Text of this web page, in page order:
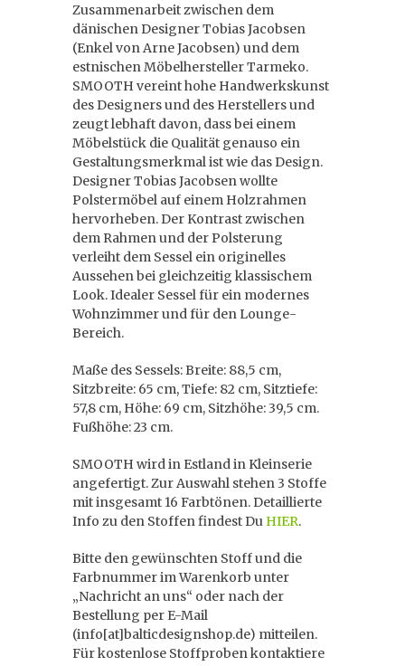
Zusammenarbeit zwischen dem
dänischen Designer Tobias Jacobsen
(Enkel von Arne Jacobsen) und dem
estnischen Möbelhersteller Tarmeko.
SMOOTH vereint hohe Handwerkskunst
des Designers und des Herstellers und
zeugt lebhaft davon, dass bei einem
Möbelstück die Qualität genauso ein
Gestaltungsmerkmal ist wie das Design.
Designer Tobias Jacobsen wollte
Polstermöbel auf einem Holzrahmen
hervorheben. Der Kontrast zwischen
dem Rahmen und der Polsterung
verleiht dem Sessel ein originelles
Aussehen bei gleichzeitig klassischem
Look. Idealer Sessel für ein modernes
Wohnzimmer und für den Lounge-
Bereich.
Maße des Sessels: Breite: 88,5 cm,
Sitzbreite: 65 cm, Tiefe: 82 cm, Sitztiefe:
57,8 cm, Höhe: 69 cm, Sitzhöhe: 39,5 cm.
Fußhöhe: 23 cm.
SMOOTH wird in Estland in Kleinserie
angefertigt. Zur Auswahl stehen 3 Stoffe
mit insgesamt 16 Farbtönen. Detaillierte
Info zu den Stoffen findest Du HIER.
Bitte den gewünschten Stoff und die
Farbnummer im Warenkorb unter
„Nachricht an uns“ oder nach der
Bestellung per E-Mail
(info[at]balticdesignshop.de) mitteilen.
Für kostenlose Stoffproben kontaktiere